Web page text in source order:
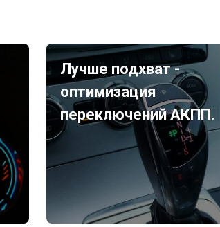
Лучше подхват -
оптимизация
переключений АКПП.